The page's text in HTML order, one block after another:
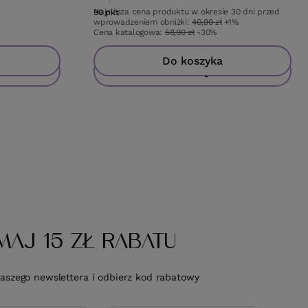
Najniższa cena produktu w okresie 30 dni przed
wprowadzeniem obniżki:40,99 zł +1%
Cena katalogowa: 58,90 zł -30%
Do koszyka
90pktpunktów
Do koszyka
15 ZŁ RABATU
newslettera i odbierz kod rabatowy